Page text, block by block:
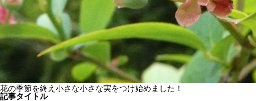
花の季節を終え小さな小さな実をつけ始めました！
記事タイトル